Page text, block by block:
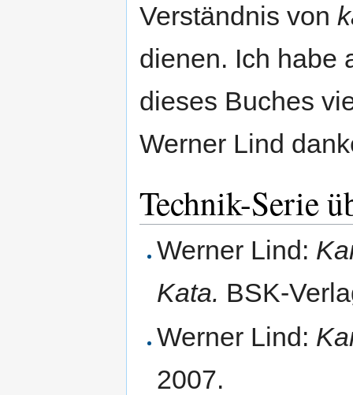
Verständnis von
dienen. Ich habe
dieses Buches
Werner Lind
Technik-Serie
Werner Lind:
Kata. BSK-
Werner Lind:
2007.